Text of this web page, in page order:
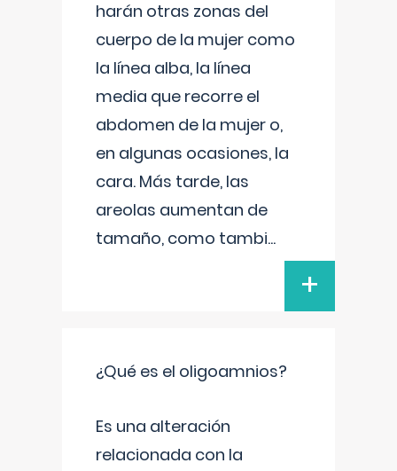
harán otras zonas del
cuerpo de la mujer como
la línea alba, la línea
media que recorre el
abdomen de la mujer o,
en algunas ocasiones, la
cara. Más tarde, las
areolas aumentan de
tamaño, como tambi...
+
¿Qué es el oligoamnios?
Es una alteración
relacionada con la